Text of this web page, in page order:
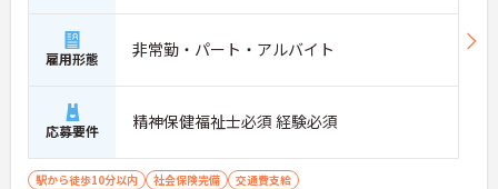
雇用形態 非常勤・パート・アルバイト
応募要件 精神保健福祉士必須 経験必須
駅から徒歩10分以内 社会保険完備 交通費支給